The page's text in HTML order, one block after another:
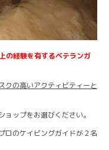
経験を有するベテランガ
クの高いアクティビティーと
ップをお選びください。
ロのケイビングガイドが２名